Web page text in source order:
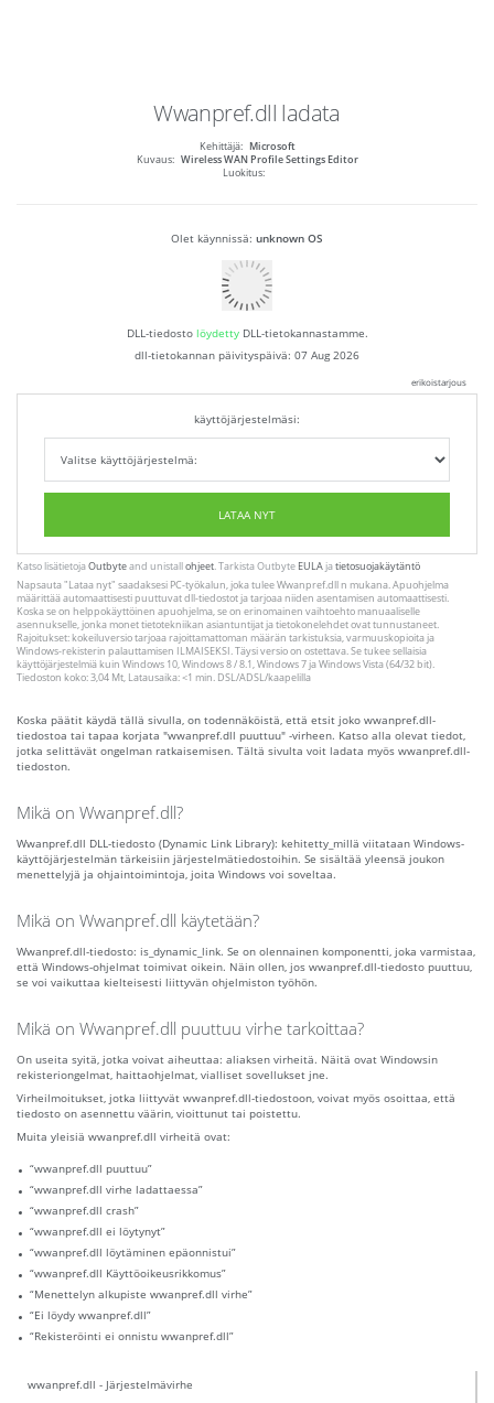
Wwanpref.dll ladata
Kehittäjä: Microsoft
Kuvaus: Wireless WAN Profile Settings Editor
Luokitus:
Olet käynnissä: unknown OS
DLL-tiedosto löydettyDLL-tietokannastamme.
dll-tietokannan päivityspäivä: 07 Aug 2026
erikoistarjous
käyttöjärjestelmäsi:
LATAA NYT
Katso lisätietojaOutbyteand unistallohjeet. Tarkista Outbyte EULAjatietosuojakäytäntö
Napsauta"Lataa nyt" saadaksesi PC-työkalun, joka tulee Wwanpref.dll n mukana. Apuohjelma
määrittää automaattisesti puuttuvat dll-tiedostot ja tarjoaa niiden asentamisen automaattisesti.
Koska se on helppokäyttöinen apuohjelma, se on erinomainen vaihtoehto manuaaliselle
asennukselle, jonka monet tietotekniikan asiantuntijat ja tietokonelehdet ovat tunnustaneet.
Rajoitukset: kokeiluversio tarjoaa rajoittamattoman määrän tarkistuksia, varmuuskopioita ja
Windows-rekisterin palauttamisen ILMAISEKSI. Täysi versio on ostettava. Se tukee sellaisia ​​
käyttöjärjestelmiä kuin Windows 10, Windows 8 / 8.1, Windows 7 ja Windows Vista (64/32 bit).
Tiedoston koko: 3,04 Mt, Latausaika: <1 min. DSL/ADSL/kaapelilla
Koska päätit käydä tällä sivulla, on todennäköistä, että etsit joko wwanpref.dll-
tiedostoa tai tapaa korjata "wwanpref.dll puuttuu" -virheen. Katso alla olevat tiedot,
jotka selittävät ongelman ratkaisemisen. Tältä sivulta voit ladata myös wwanpref.dll-
tiedoston.
Mikä on Wwanpref.dll?
Wwanpref.dll DLL-tiedosto (Dynamic Link Library): kehitetty_millä viitataan Windows-
käyttöjärjestelmän tärkeisiin järjestelmätiedostoihin. Se sisältää yleensä joukon
menettelyjä ja ohjaintoimintoja, joita Windows voi soveltaa.
Mikä on Wwanpref.dll käytetään?
Wwanpref.dll-tiedosto: is_dynamic_link. Se on olennainen komponentti, joka varmistaa,
että Windows-ohjelmat toimivat oikein. Näin ollen, jos wwanpref.dll-tiedosto puuttuu,
se voi vaikuttaa kielteisesti liittyvän ohjelmiston työhön.
Mikä on Wwanpref.dll puuttuu virhe tarkoittaa?
On useita syitä, jotka voivat aiheuttaa: aliaksen virheitä. Näitä ovat Windowsin
rekisteriongelmat, haittaohjelmat, vialliset sovellukset jne.
Virheilmoitukset, jotka liittyvät wwanpref.dll-tiedostoon, voivat myös osoittaa, että
tiedosto on asennettu väärin, vioittunut tai poistettu.
Muita yleisiä wwanpref.dll virheitä ovat:
“wwanpref.dll puuttuu”
“wwanpref.dll virhe ladattaessa”
“wwanpref.dll crash”
“wwanpref.dll ei löytynyt”
“wwanpref.dll löytäminen epäonnistui”
“wwanpref.dll Käyttöoikeusrikkomus”
“Menettelyn alkupiste wwanpref.dll virhe”
“Ei löydy wwanpref.dll”
“Rekisteröinti ei onnistu wwanpref.dll”
wwanpref.dll - Järjestelmävirhe